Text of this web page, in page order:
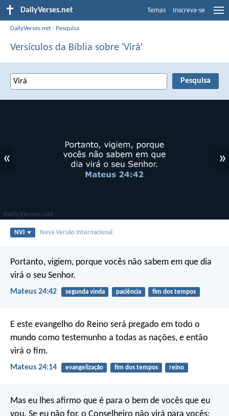
DailyVerses.net Temas Inscreva-se
DailyVerses.net › Pesquisa
Versículos da Bíblia sobre 'Virá'
« »
NVI Nova Versão Internacional
Portanto, vigiem, porque vocês não sabem em que dia
virá o seu Senhor.
Mateus 24:42 segunda vinda paciência fim dos tempos
E este evangelho do Reino será pregado em todo o
mundo como testemunho a todas as nações, e então
virá o fim.
Mateus 24:14 evangelização fim dos tempos reino
Mas eu lhes afirmo que é para o bem de vocês que eu
vou. Se eu não for, o Conselheiro não virá para vocês;